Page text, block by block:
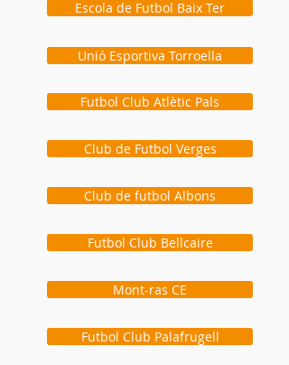
Escola de Futbol Baix Ter
Unió Esportiva Torroella
Futbol Club Atlètic Pals
Club de Futbol Verges
Club de futbol Albons
Futbol Club Bellcaire
Mont-ras CE
Futbol Club Palafrugell